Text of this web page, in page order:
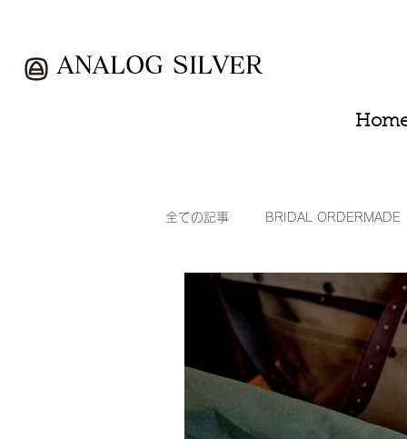
ANALOG SILVER
全ての記事 BRIDAL ORDERMADE
CLOSING SHOP INFO